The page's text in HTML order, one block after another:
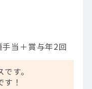
当＋賞与年2回
す。
！